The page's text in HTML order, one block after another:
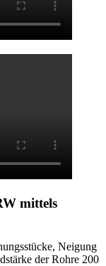
mittels
Neigung
der Rohre 200